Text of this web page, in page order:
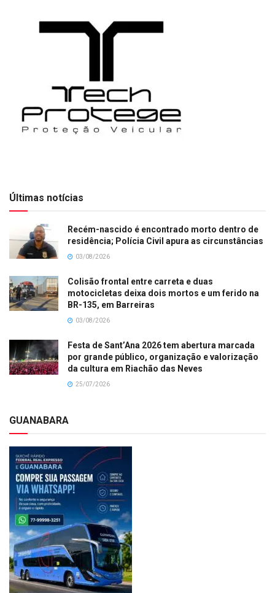
Últimas notícias
Recém-nascido é encontrado morto dentro de
residência; Polícia Civil apura as circunstâncias
03/08/2026
Colisão frontal entre carreta e duas
motocicletas deixa dois mortos e um ferido na
BR-135, em Barreiras
03/08/2026
Festa de Sant’Ana 2026 tem abertura marcada
por grande público, organização e valorização
da cultura em Riachão das Neves
25/07/2026
GUANABARA